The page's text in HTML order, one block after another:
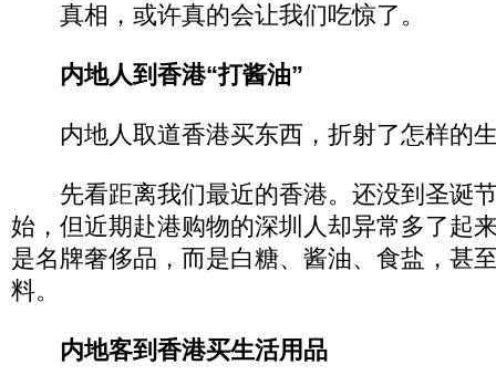
真相，或许真的会让我们吃惊了。
内地人到香港“打酱油”
内地人取道香港买东西，折射了怎样的
先看距离我们最近的香港。还没到圣诞
始，但近期赴港购物的深圳人却异常多了起
是名牌奢侈品，而是白糖、酱油、食盐，甚
料。
内地客到香港买生活用品